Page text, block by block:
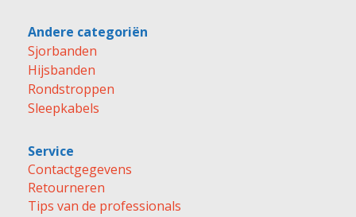
Andere categoriën
Sjorbanden
Hijsbanden
Rondstroppen
Sleepkabels
Service
Contactgegevens
Retourneren
Tips van de professionals